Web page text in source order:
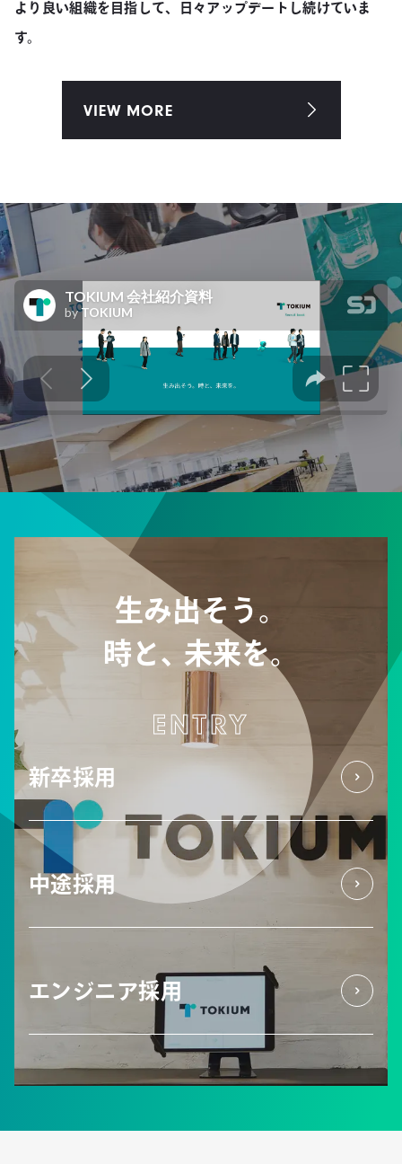
より良い組織を目指して、日々アップデートし続けていま
す。
VIEW MORE
生み出そう。
時と、未来を。
ENTRY
新卒採用
中途採用
エンジニア採用